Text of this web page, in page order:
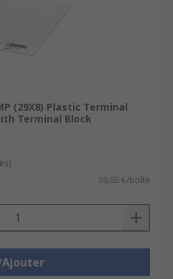
(29X8) Plastic Terminal
Terminal Block
36,65 €/boîte
Ajouter